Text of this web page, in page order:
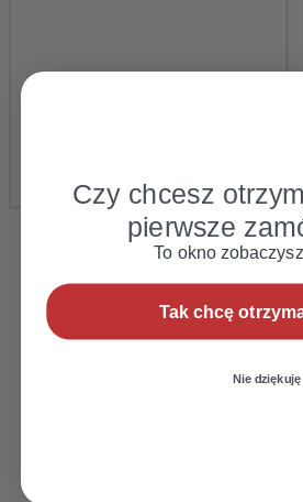
Czy chcesz
pierwsze
To okno
Tak chcę
Nie dziękuję